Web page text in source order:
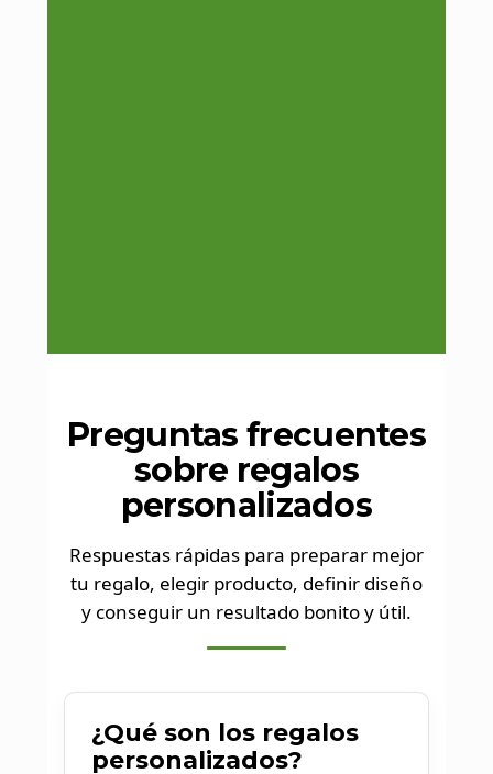
Regalos
personalizados:
detalles que se
recuerdan
únicos con valor emocional. La mejor
para emocionar y perdurar.
Preguntas frecuentes
sobre regalos
personalizados
Respuestas rápidas para preparar mejor
tu regalo, elegir producto, definir diseño
y conseguir un resultado bonito y útil.
¿Qué son los regalos
personalizados?